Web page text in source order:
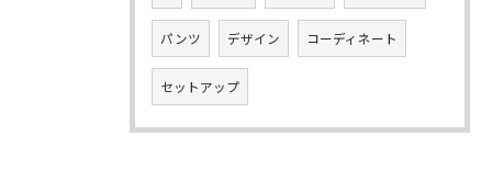
パンツ デザイン コーディネート
セットアップ